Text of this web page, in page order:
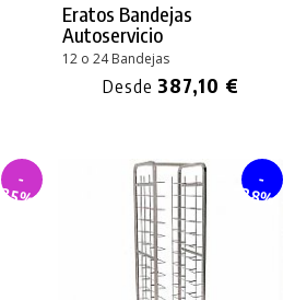
Eratos Bandejas
Autoservicio
12 o 24 Bandejas
Desde 387,10 €
-
35%
-
28%